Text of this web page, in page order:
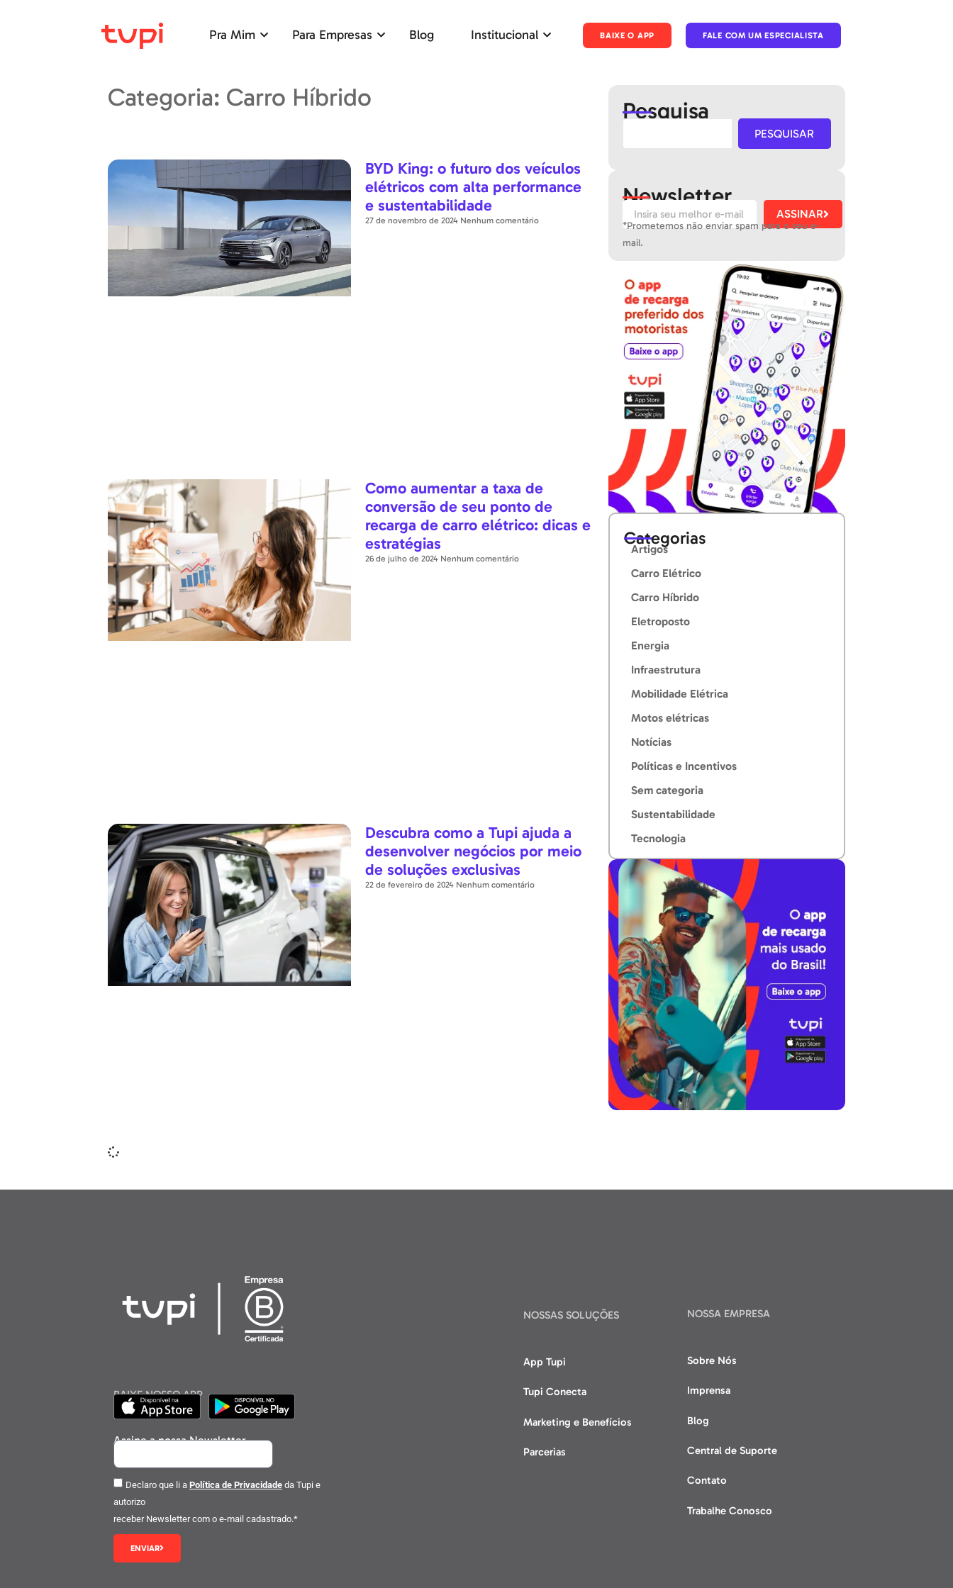
Pra Mim Para Empresas Blog Institucional BAIXE O APP FALE COM UM ESPECIALISTA
Categoria: Carro Híbrido
BYD King: o futuro dos veículos
elétricos com alta performance
e sustentabilidade
27 de novembro de 2024 Nenhum comentário
Como aumentar a taxa de
conversão de seu ponto de
recarga de carro elétrico: dicas e
estratégias
26 de julho de 2024 Nenhum comentário
Descubra como a Tupi ajuda a
desenvolver negócios por meio
de soluções exclusivas
22 de fevereiro de 2024 Nenhum comentário
Pesquisa
PESQUISAR
Newsletter
ASSINAR
*Prometemos não enviar spam para o seu e-
mail.
Categorias
Artigos
Carro Elétrico
Carro Híbrido
Eletroposto
Energia
Infraestrutura
Mobilidade Elétrica
Motos elétricas
Notícias
Políticas e Incentivos
Sem categoria
Sustentabilidade
Tecnologia
BAIXE NOSSO APP
Assine a nossa Newsletter
Declaro que li a Política de Privacidade da Tupi e
autorizo
receber Newsletter com o e-mail cadastrado.*
ENVIAR
NOSSAS SOLUÇÕES
App Tupi
Tupi Conecta
Marketing e Benefícios
Parcerias
NOSSA EMPRESA
Sobre Nós
Imprensa
Blog
Central de Suporte
Contato
Trabalhe Conosco